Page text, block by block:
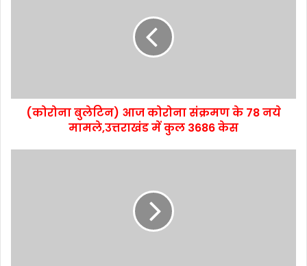
(कोरोना बुलेटिन) आज कोरोना संक्रमण के 78 नये
मामले,उत्तराखंड में कुल 3686 केस